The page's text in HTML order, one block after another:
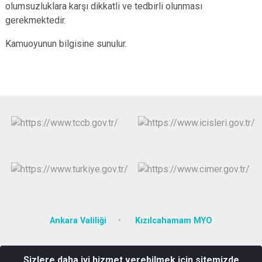
Evren
Gölbaşı
Güdül
Yenimahalle
olumsuzluklara karşı dikkatli ve tedbirli olunması
gerekmektedir.
Kamuoyunun bilgisine sunulur.
Ankara Valiliği Kızılcahamam MYO